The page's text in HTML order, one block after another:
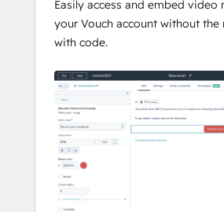
Easily access and embed video
your Vouch account without
with code.